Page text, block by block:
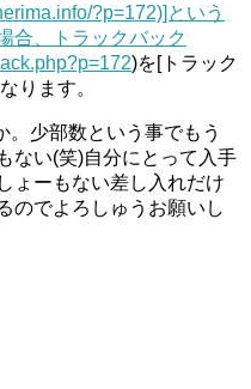
?p=172)]という
合、トラックバック
)を[トラック
ります。
。少部数という事でもう
ない(笑)自分にとって入手
ょーもない差し入れだけ
のでよろしゅうお願いし